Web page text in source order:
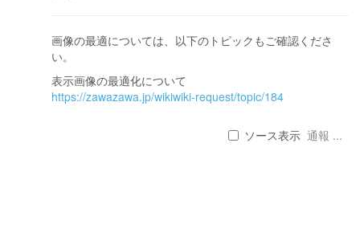
画像の最適については、以下のトピックもご確認くださ
い。
表示画像の最適化について
https://zawazawa.jp/wikiwiki-request/topic/184
ソース表示 通報 ...